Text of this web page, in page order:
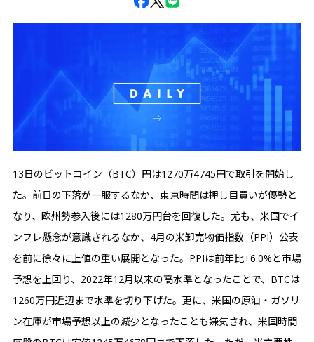
13日のビットコイン（BTC）円は1270万4745円で取引を開始し
た。前日の下落が一服するなか、東京時間は押し目買いが優勢と
なり、欧州勢参入後には1280万円台を回復した。尤も、米国でイ
ンフレ懸念が意識されるなか、4月の米卸売物価指数（PPI）公表
を前に徐々に上値の重い展開となった。PPIは前年比+6.0%と市場
予想を上回り、2022年12月以来の高水準となったことで、BTCは
1260万円近辺まで水準を切り下げた。更に、米国の原油・ガソリ
ン在庫が市場予想以上の減少となったことも嫌気され、米国時間